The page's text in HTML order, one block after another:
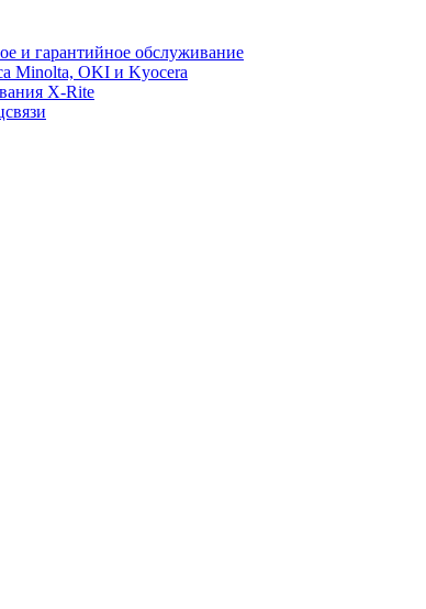
и гарантийное обслуживание
Minolta, OKI и Kyocera
X-Rite